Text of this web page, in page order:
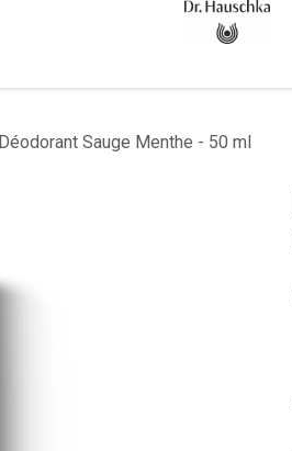
Déodorant Sauge Menthe - 50 ml